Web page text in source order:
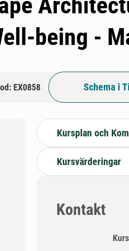
being -
EX0858 Schema i
Kursplan och
Kursvärderingar
Kontakt